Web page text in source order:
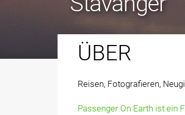
ÜBER
Reisen, Fotografieren,
Passenger On Earth ist ein